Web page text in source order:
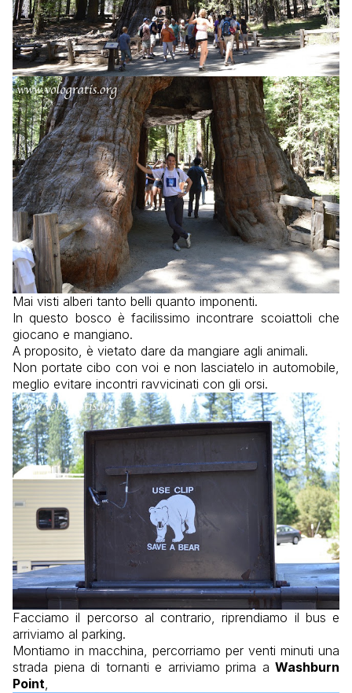
Mai visti alberi tanto belli quanto imponenti.
In questo bosco è facilissimo incontrare scoiattoli che
giocano e mangiano.
A proposito, è vietato dare da mangiare agli animali.
Non portate cibo con voi e non lasciatelo in automobile,
meglio evitare incontri ravvicinati con gli orsi.
Facciamo il percorso al contrario, riprendiamo il bus e
arriviamo al parking.
Montiamo in macchina, percorriamo per venti minuti una
strada piena di tornanti e arriviamo prima a Washburn
Point,